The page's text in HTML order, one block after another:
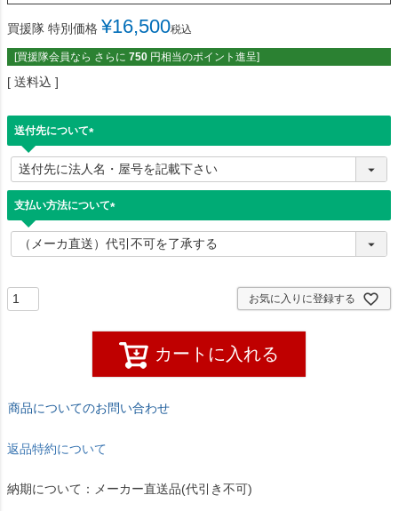
買援隊 特別価格 ¥16,500税込
[買援隊会員なら さらに 750 円相当のポイント進呈]
送料込
送付先について
必
須
支払い方法について
必
須
お気に入りに登録する
カートに入れる
商品についてのお問い合わせ
返品特約について
納期について：メーカー直送品(代引き不可)